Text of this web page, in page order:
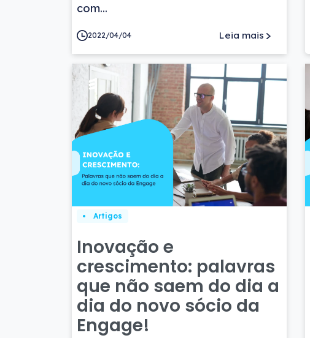
com...
2022/04/04 Leia mais
Artigos
Inovação e
crescimento: palavras
que não saem do dia a
dia do novo sócio da
Engage!